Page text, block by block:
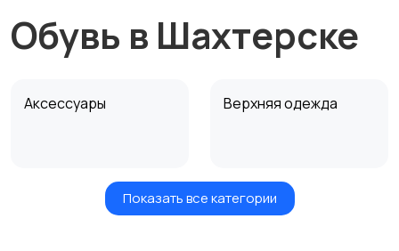
Обувь в Шахтерске
Аксессуары Верхняя одежда
Головные уборы Домашняя одежда
Показать все категории